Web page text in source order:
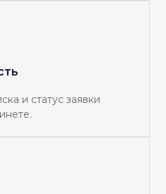
и статус заявки